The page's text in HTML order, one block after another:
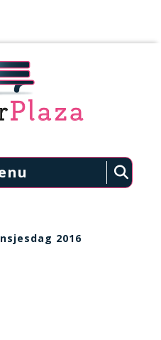
2016